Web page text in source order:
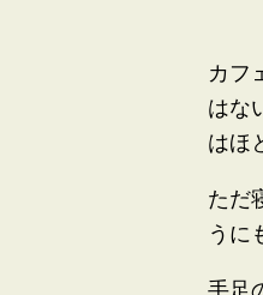
カフ
はな
はほ
ただ
うに
手足